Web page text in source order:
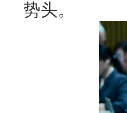
势头。